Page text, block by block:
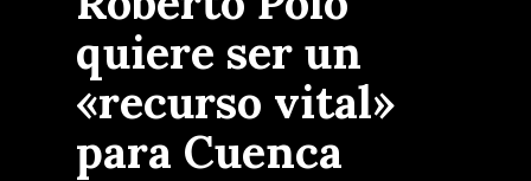
quiere ser un
«recurso vital»
para Cuenca